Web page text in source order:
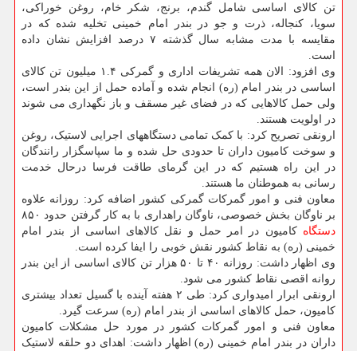
تن کالای اساسی شامل گندم، برنج، شکر خام، روغن خوراکی،
سویا، کنجاله، ذرت و جو در بندر امام خمینی تخلیه شده که در
مقایسه با مدت مشابه سال گذشته ۷ درصد افزایش نشان داده
است.
وی افزود: الان همه تشریفات اداری و گمرکی ۱.۴ میلیون تن کالای
اساسی در بندر امام (ره) انجام شده و آماده حمل از این بندر است،
ولی حمل کالاهایی که در فضای غیر مسقف و باز نگهداری می شوند
در اولویت هستند.
ارونقی تصریح کرد: با کمک تمامی دستگاههای اجرایی لاستیک، روغن
و سوخت کامیون داران تا حدودی حل شده و ما سپاسگزار رانندگان
در این راه هستیم که در این گرمای طاقت فرسا درحال خدمت
رسانی به هموطنان ما هستند.
معاون فنی و امور گمرکات گمرکی کشور اضافه کرد: روزانه علاوه
بر ناوگان بخش خصوصی، ناوگان راهداری با به کار گرفتن حدود ۸۵۰
دستگاه کامیون در امر حمل و نقل کالاهای اساسی از بندر امام
خمینی (ره) به نقاط کشور نقش خوبی را ایفا کرده است.
وی اظهار داشت: روزانه ۴۰ تا ۵۰ هزار تن کالای اساسی از این بندر
روانه اقصی نقاط کشور می شود.
ارونقی ابرار امیدواری کرد: طی ۲ هفته آینده با گسیل تعداد بیشتری
کامیون، حمل کالاهای اساسی از بندر امام (ره) سرعت گیرد.
معاون فنی و امور گمرکات کشور در مورد حل مشکلات کامیون
داران در بندر امام خمینی (ره) اظهار داشت: اهدای دو حلقه لاستیک